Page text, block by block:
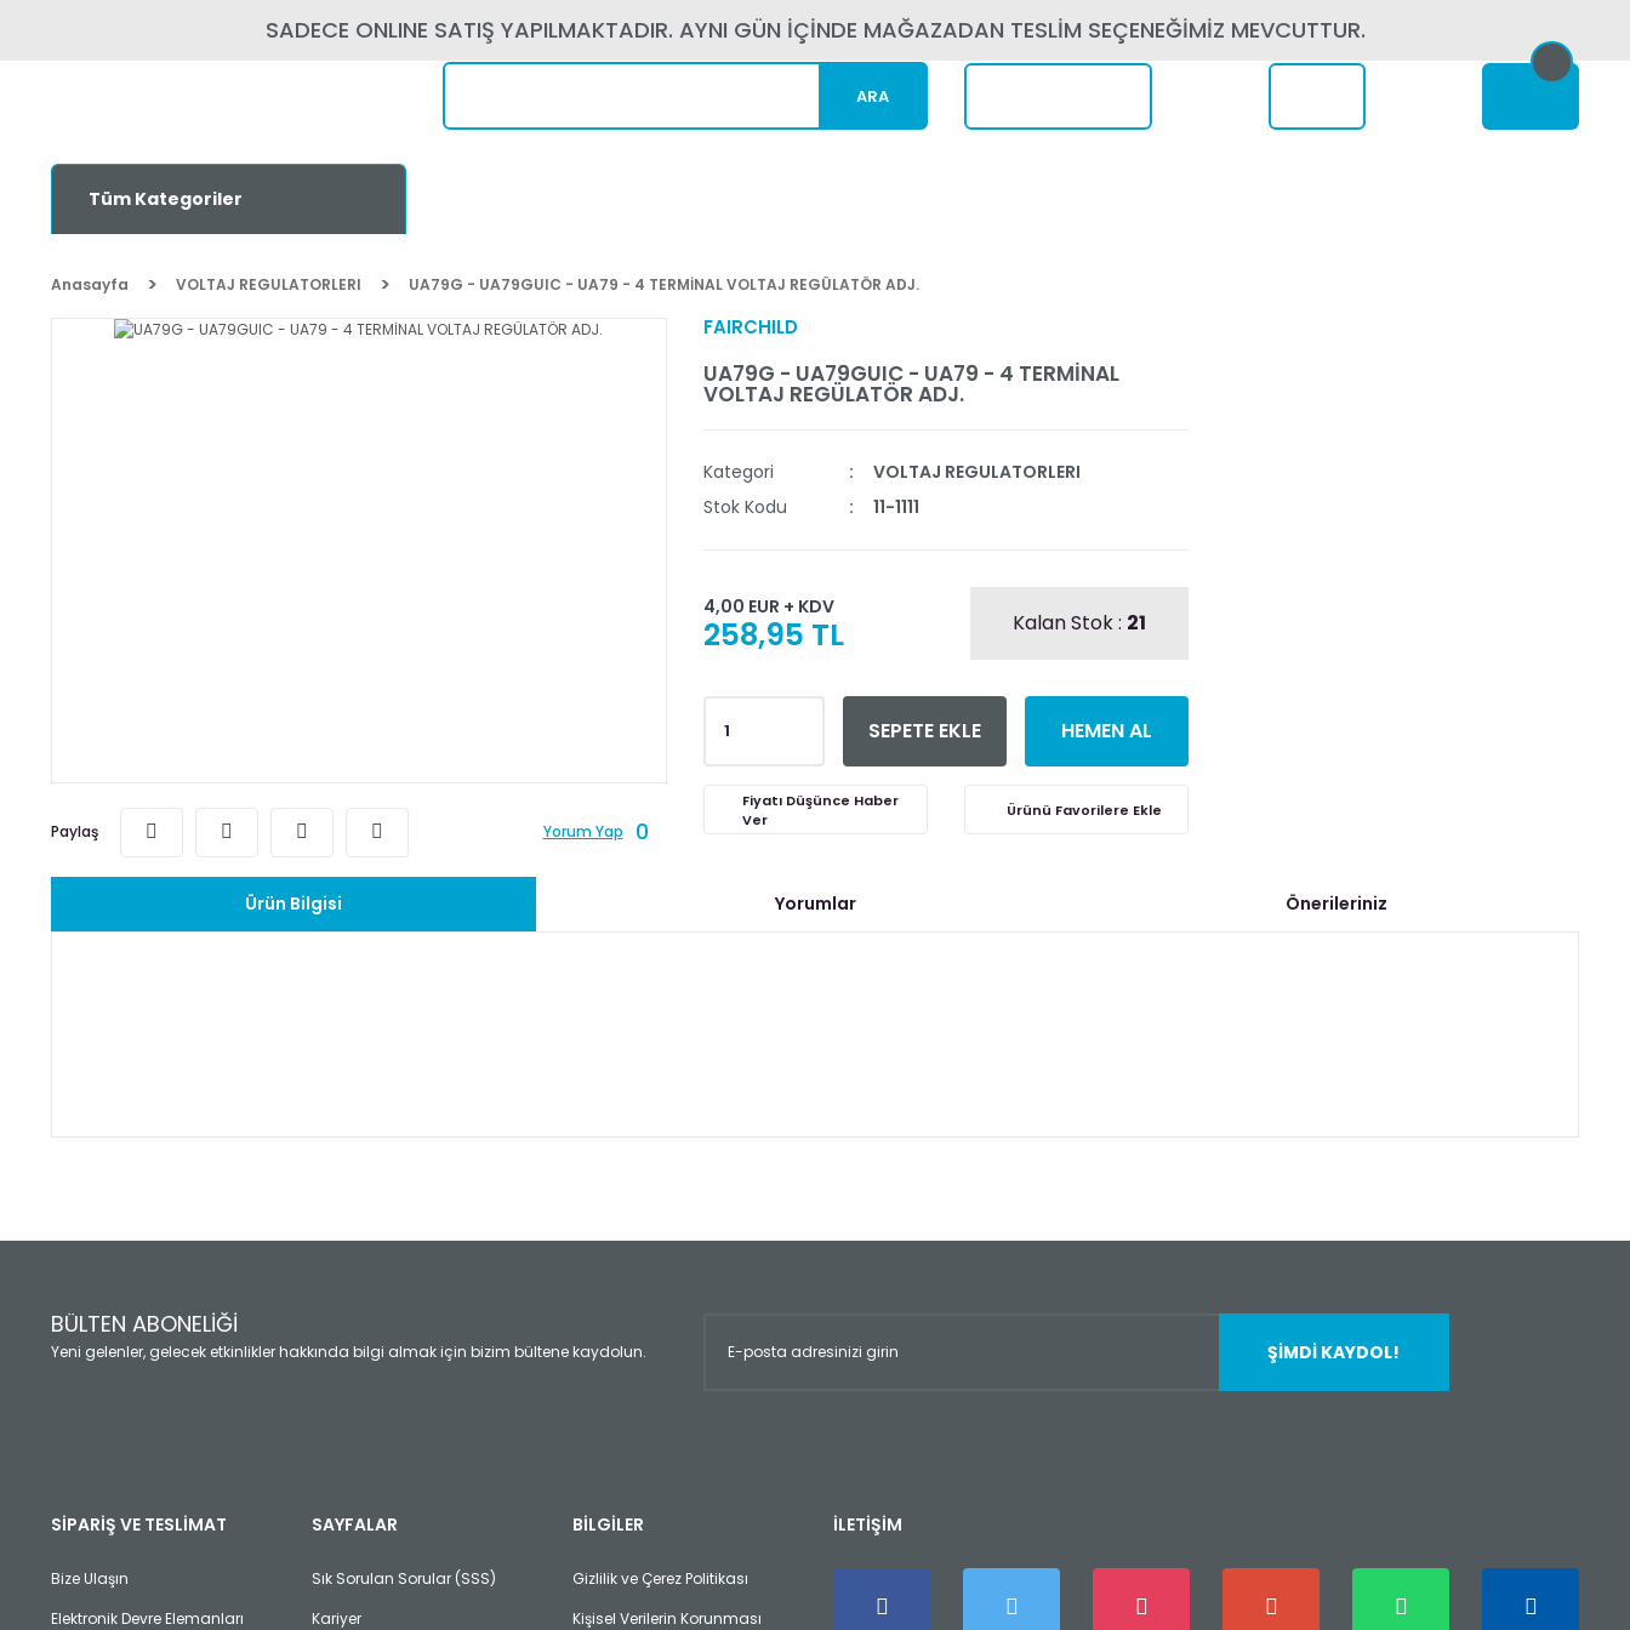
SADECE ONLINE SATIŞ YAPILMAKTADIR. AYNI GÜN İÇİNDE MAĞAZADAN TESLİM SEÇENEĞİMİZ MEVCUTTUR.
ARA
Tüm Kategoriler
Anasayfa VOLTAJ REGULATORLERI UA79G - UA79GUIC - UA79 - 4 TERMİNAL VOLTAJ REGÜLATÖR ADJ.
Paylaş Yorum Yap 0
FAIRCHILD
UA79G - UA79GUIC - UA79 - 4 TERMİNAL
VOLTAJ REGÜLATÖR ADJ.
Kategori
VOLTAJ REGULATORLERI
Stok Kodu
11-1111
4,00 EUR + KDV
258,95 TL Kalan Stok : 21
SEPETE EKLE HEMEN AL
Fiyatı Düşünce Haber
Ver
Ürün Bilgisi Yorumlar Önerileriniz
Yorum Yaz
Ürün açıklamasında eksik bilgiler bulunuyor.
Ürün fiyatı diğer sitelerden daha pahalı.
Bu ürüne benzer farklı alternatifler olmalı.
BÜLTEN ABONELİĞİ
Yeni gelenler, gelecek etkinlikler hakkında bilgi almak için bizim bültene kaydolun. ŞİMDİ KAYDOL!
SİPARİŞ VE TESLİMAT
Bize Ulaşın
Elektronik Devre Elemanları
SAYFALAR
Sık Sorulan Sorular (SSS)
Kariyer
BİLGİLER
Gizlilik ve Çerez Politikası
Kişisel Verilerin Korunması
İLETİŞİM